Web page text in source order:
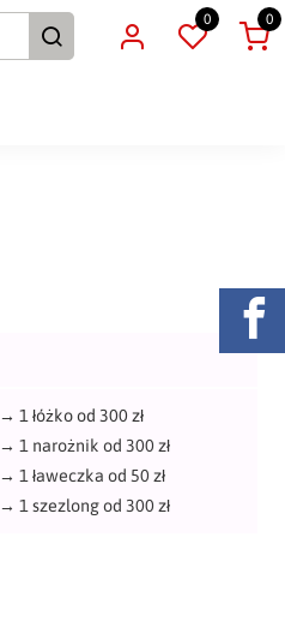
0 0
→1 łóżko od 300 zł
→1 narożnik od 300 zł
→1 ławeczka od 50 zł
→1 szezlong od 300 zł